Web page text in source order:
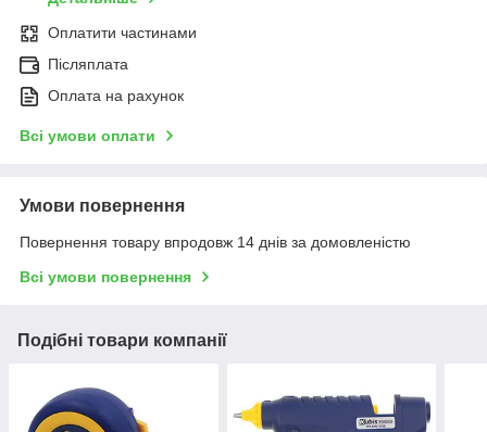
Оплатити частинами
Післяплата
Оплата на рахунок
Всі умови оплати
Умови повернення
Повернення товару впродовж 14 днів за домовленістю
Всі умови повернення
Подібні товари компанії